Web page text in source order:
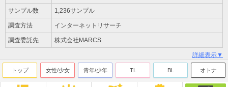
サンプル数 1,236サンプル
調査方法 インターネットリサーチ
調査委託先 株式会社MARCS
詳細表示▼
トップ 女性/少女 青年/少年 TL BL オトナ